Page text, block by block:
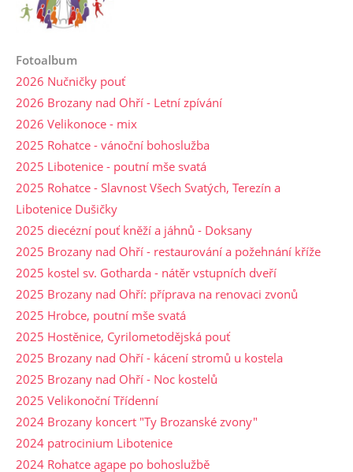
Fotoalbum
2026 Nučničky pouť
2026 Brozany nad Ohří - Letní zpívání
2026 Velikonoce - mix
2025 Rohatce - vánoční bohoslužba
2025 Libotenice - poutní mše svatá
2025 Rohatce - Slavnost Všech Svatých, Terezín a
Libotenice Dušičky
2025 diecézní pouť kněží a jáhnů - Doksany
2025 Brozany nad Ohří - restaurování a požehnání kříže
2025 kostel sv. Gotharda - nátěr vstupních dveří
2025 Brozany nad Ohří: příprava na renovaci zvonů
2025 Hrobce, poutní mše svatá
2025 Hostěnice, Cyrilometodějská pouť
2025 Brozany nad Ohří - kácení stromů u kostela
2025 Brozany nad Ohří - Noc kostelů
2025 Velikonoční Třídenní
2024 Brozany koncert "Ty Brozanské zvony"
2024 patrocinium Libotenice
2024 Rohatce agape po bohoslužbě